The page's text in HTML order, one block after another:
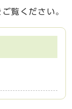
覧ください。